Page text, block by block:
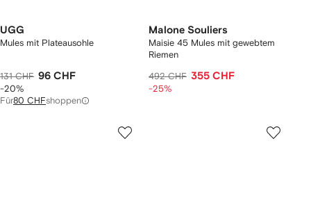
UGG
Mules mit Plateausohle
131 CHF 96 CHF
-20%
Für80 CHFshoppen
Malone Souliers
Maisie 45 Mules mit gewebtem
Riemen
492 CHF 355 CHF
-25%